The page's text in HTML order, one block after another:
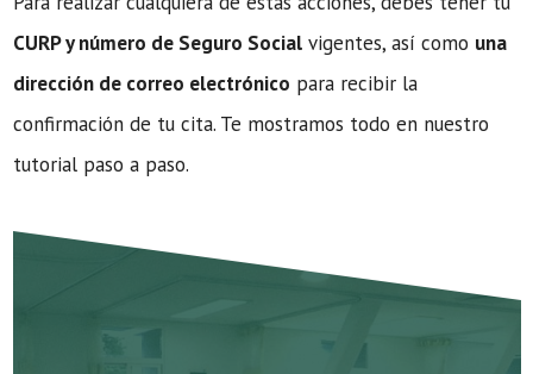
CURP y número de Seguro Social vigentes, así como una
dirección de correo electrónico para recibir la
confirmación de tu cita. Te mostramos todo en nuestro
tutorial paso a paso.